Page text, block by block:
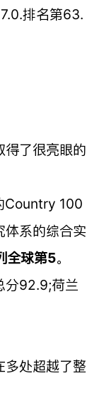
排名第63.
得了很亮眼的
Country 100
体系的综合实
全球第5。
分92.9;荷兰
多处超越了整